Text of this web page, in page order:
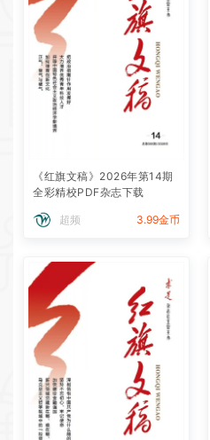
《红旗文稿》2026年第14期
全彩精校PDF杂志下载
超频 3.99金币